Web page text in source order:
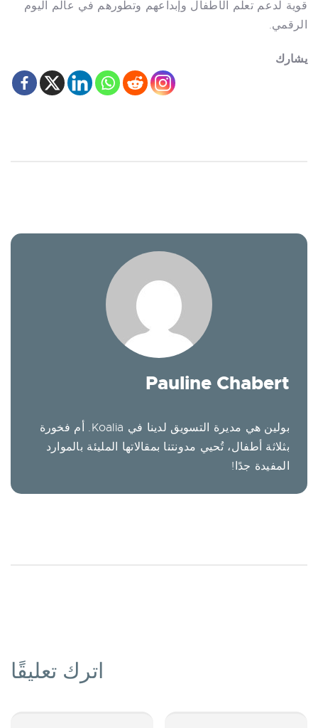
قوية لدعم تعلم الأطفال وإبداعهم وتطورهم في عالم اليوم
الرقمي.
يشارك
Pauline Chabert
بولين هي مديرة التسويق لدينا في Koalia. أم فخورة
بثلاثة أطفال، تُحيي مدونتنا بمقالاتها المليئة بالموارد
المفيدة جدًا!
اترك تعليقًا